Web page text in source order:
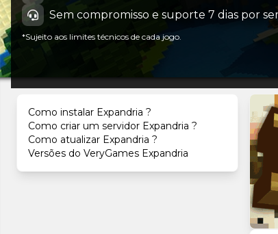
Sem compromisso e suporte 7 dias por
*Sujeito aos limites técnicos de cada jogo.
Como instalar Expandria ?
Como criar um servidor Expandria ?
Como atualizar Expandria ?
Versões do VeryGames Expandria